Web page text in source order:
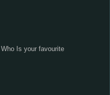
Is your favourite